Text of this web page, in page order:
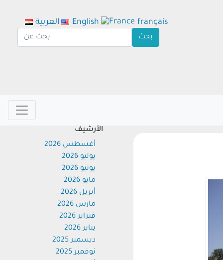
الأرشيف
أغسطس 2026
يوليو 2026
يونيو 2026
مايو 2026
أبريل 2026
مارس 2026
فبراير 2026
يناير 2026
ديسمبر 2025
نوفمبر 2025
العربية English français